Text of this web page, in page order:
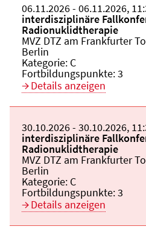
Beginn:
06.11.2026Ende und
- 06.11.2026,
Veranstaltungstitel:
interdisziplinäre
Radionuklidtherapie
Veranstaltungsort:
MVZ DTZ am Frankfurter
Berlin
Kategorie: C
Fortbildungspunkte:3
Details anzeigen
Beginn:
30.10.2026Ende und
- 30.10.2026,
Veranstaltungstitel:
interdisziplinäre
Radionuklidtherapie
Veranstaltungsort:
MVZ DTZ am Frankfurter
Berlin
Kategorie: C
Fortbildungspunkte:3
Details anzeigen